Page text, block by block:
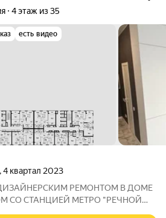
4 этаж из 35
есть видео
, 4 квартал 2023
РЕМОНТОМ В ДОМЕ
СО СТАНЦИЕЙ МЕТРО "РЕЧНОЙ